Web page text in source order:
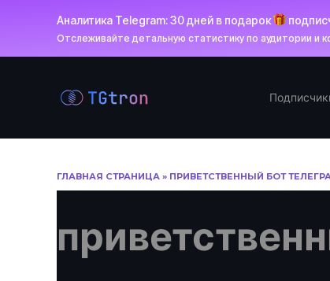
содержанию
Аналитика Telegram: 30 дней в подарок
Отслеживайте детальную статистику по аудитории и
ГЛАВНАЯ СТРАНИЦА » ПРИВЕТСТВЕННЫЙ БОТ